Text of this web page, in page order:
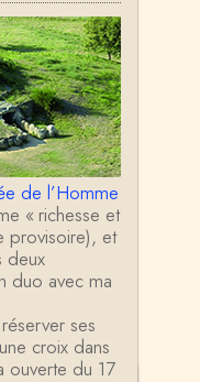
de l’Homme
« richesse et
provisoire), et
deux
duo avec ma
ses
croix dans
ouverte du 17